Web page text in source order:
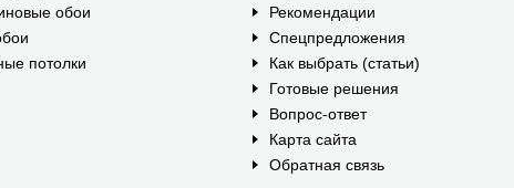
обои
потолки
Рекомендации
Спецпредложения
Как выбрать (статьи)
Готовые решения
Вопрос-ответ
Карта сайта
Обратная связь